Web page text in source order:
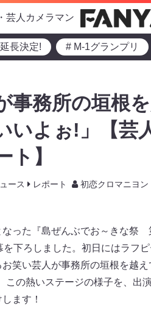
芸人カメラマン
長決定! # M-1グランプリ
事務所の垣根
いよぉ!」【
ト】
ース レポート 初恋クロマニヨン
なった『島ぜんぶでお～きな祭
を下ろしました。初日にはラフ
笑い芸人が事務所の垣根を越
の熱いステージの様子を、出
ます！